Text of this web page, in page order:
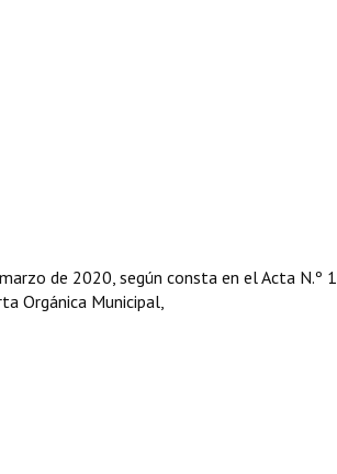
de 2020, según consta en el Acta N.º
Orgánica Municipal,